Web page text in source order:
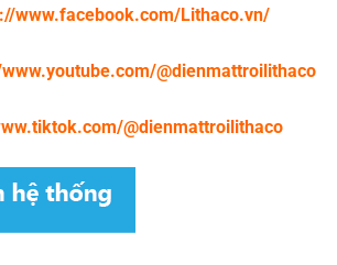
www.facebook.com/Lithaco.vn/
@dienmattroilithaco
@dienmattroilithaco